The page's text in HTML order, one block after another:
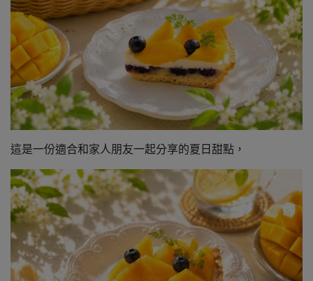
這是一份適合和家人朋友一起分享的夏日甜點，